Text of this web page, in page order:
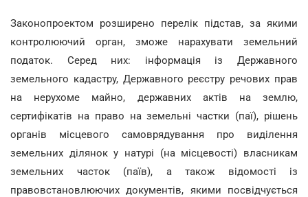
Законопроектом розширено перелік підстав, за якими
контролюючий орган, зможе нарахувати земельний
податок. Серед них: інформація із Державного
земельного кадастру, Державного реєстру речових прав
на нерухоме майно, державних актів на землю,
сертифікатів на право на земельні частки (паї), рішень
органів місцевого самоврядування про виділення
земельних ділянок у натурі (на місцевості) власникам
земельних часток (паїв), а також відомості із
правовстановлюючих документів, якими посвідчується